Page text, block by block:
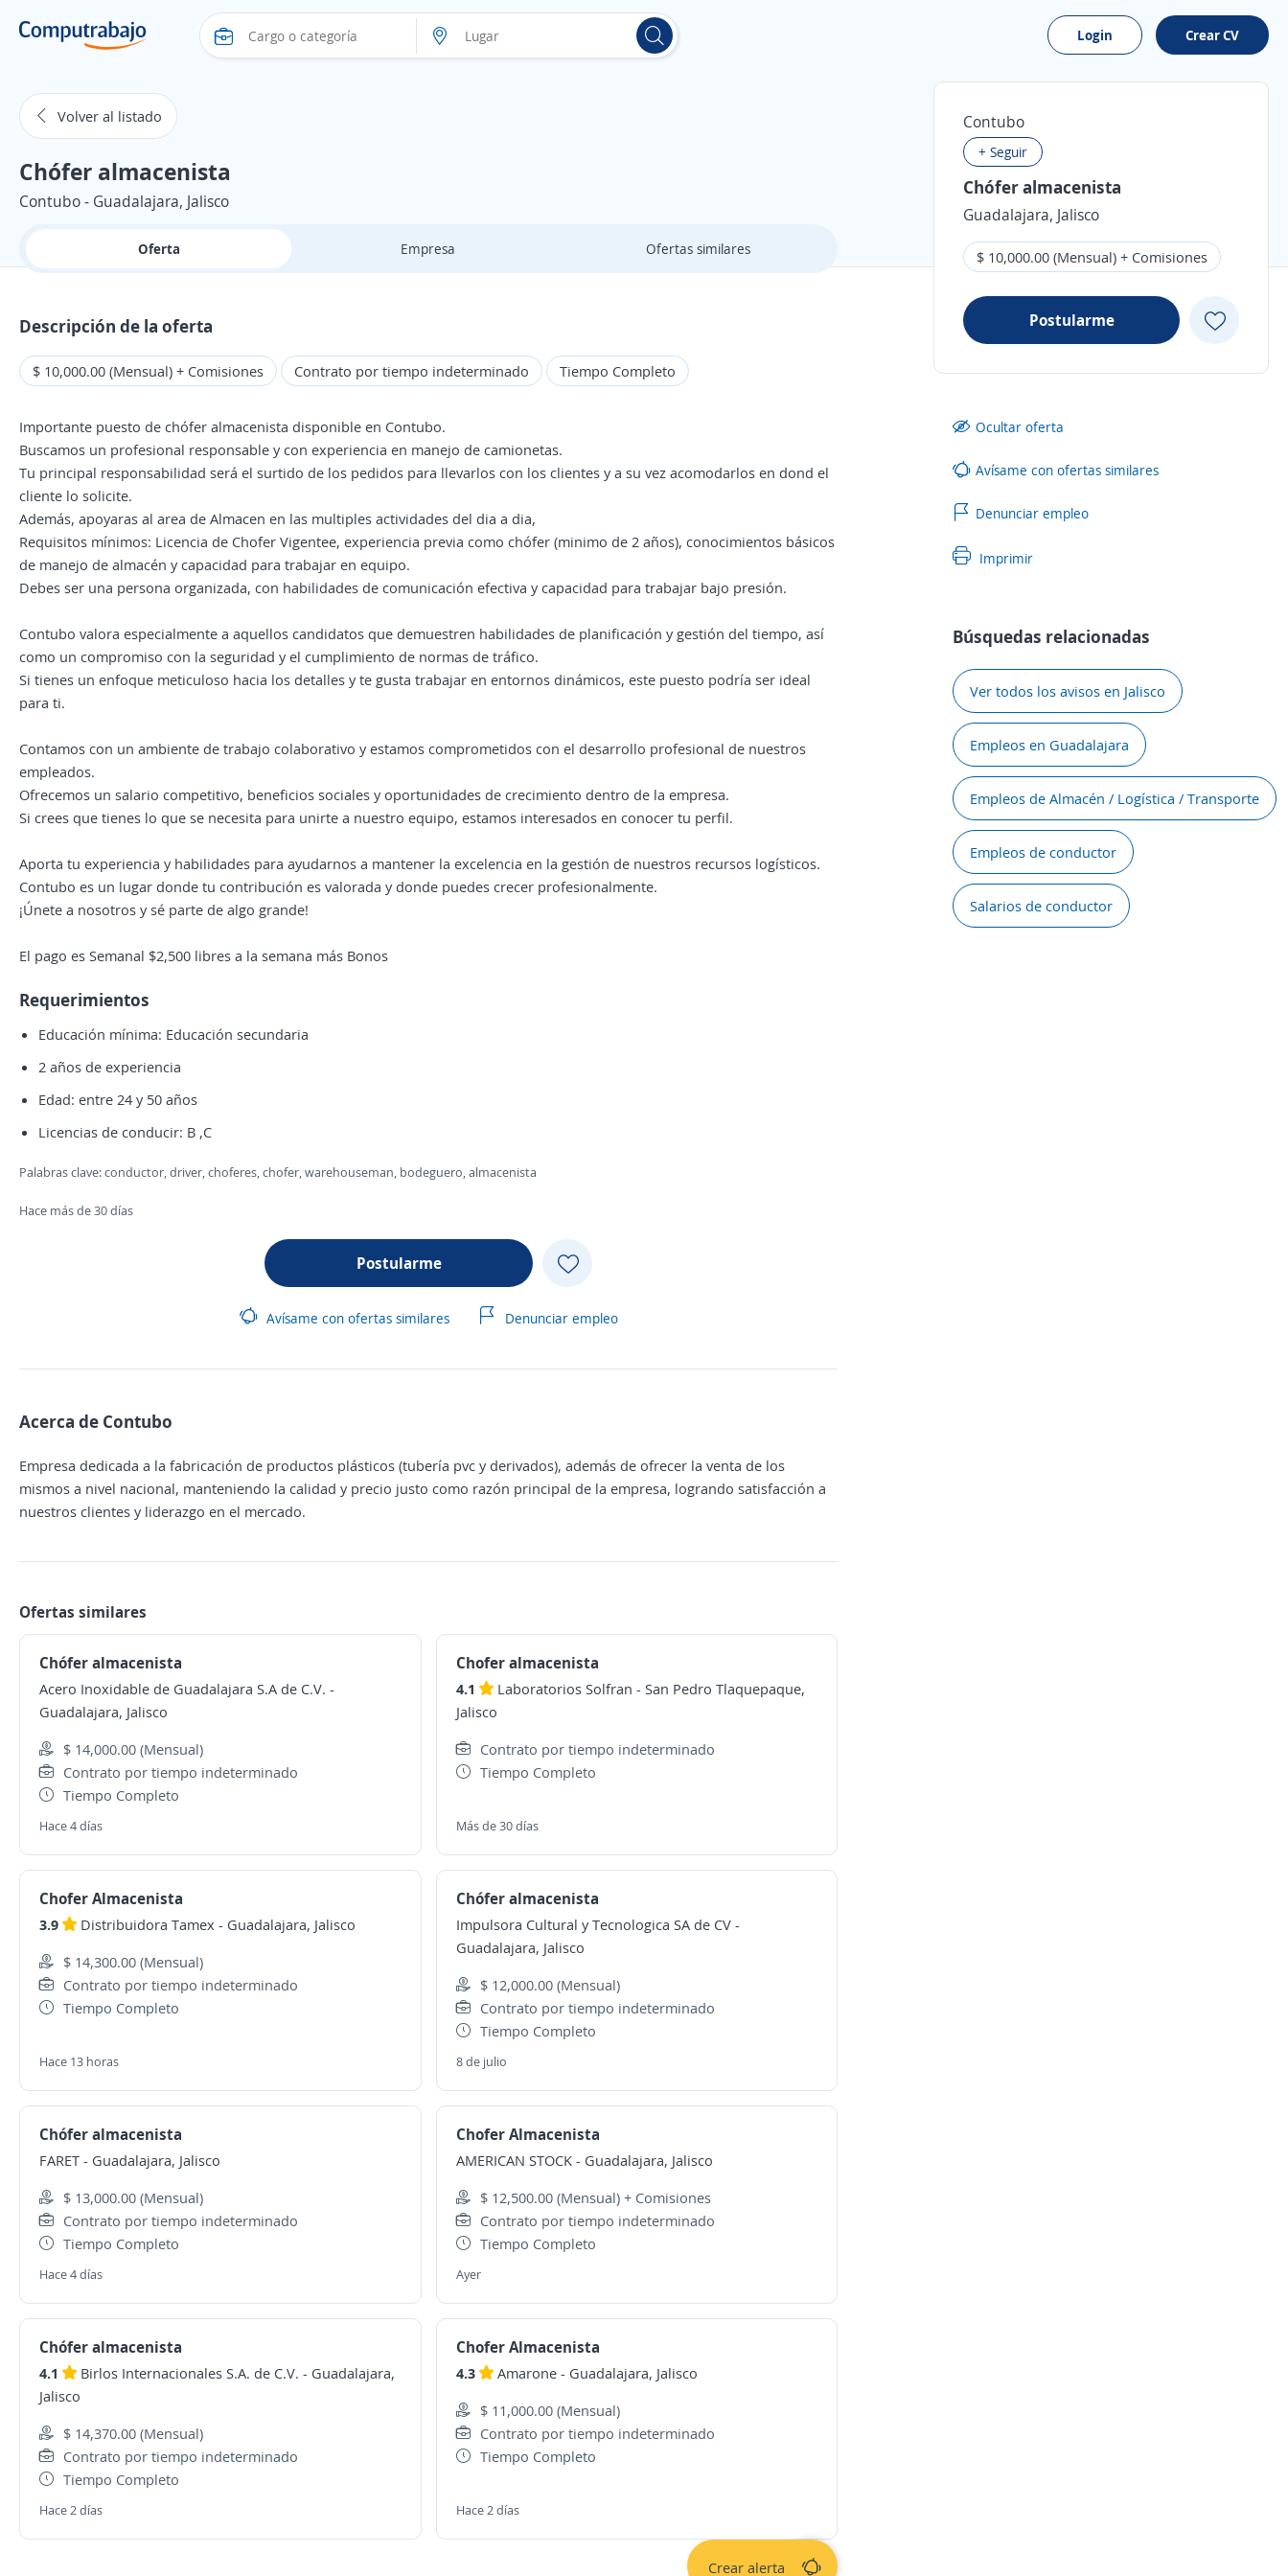
Login Crear CV
Volver al listado
Chófer almacenista
Contubo - Guadalajara, Jalisco
Oferta Empresa Ofertas similares
Descripción de la oferta
$ 10,000.00 (Mensual) + Comisiones Contrato por tiempo indeterminado Tiempo Completo
Importante puesto de chófer almacenista disponible en Contubo.
Buscamos un profesional responsable y con experiencia en manejo de camionetas.
Tu principal responsabilidad será el surtido de los pedidos para llevarlos con los clientes y a su vez acomodarlos en dond el
cliente lo solicite.
Además, apoyaras al area de Almacen en las multiples actividades del dia a dia,
Requisitos mínimos: Licencia de Chofer Vigentee, experiencia previa como chófer (minimo de 2 años), conocimientos básicos
de manejo de almacén y capacidad para trabajar en equipo.
Debes ser una persona organizada, con habilidades de comunicación efectiva y capacidad para trabajar bajo presión.
Contubo valora especialmente a aquellos candidatos que demuestren habilidades de planificación y gestión del tiempo, así
como un compromiso con la seguridad y el cumplimiento de normas de tráfico.
Si tienes un enfoque meticuloso hacia los detalles y te gusta trabajar en entornos dinámicos, este puesto podría ser ideal
para ti.
Contamos con un ambiente de trabajo colaborativo y estamos comprometidos con el desarrollo profesional de nuestros
empleados.
Ofrecemos un salario competitivo, beneficios sociales y oportunidades de crecimiento dentro de la empresa.
Si crees que tienes lo que se necesita para unirte a nuestro equipo, estamos interesados en conocer tu perfil.
Aporta tu experiencia y habilidades para ayudarnos a mantener la excelencia en la gestión de nuestros recursos logísticos.
Contubo es un lugar donde tu contribución es valorada y donde puedes crecer profesionalmente.
¡Únete a nosotros y sé parte de algo grande!
El pago es Semanal $2,500 libres a la semana más Bonos
Requerimientos
Educación mínima: Educación secundaria
2 años de experiencia
Edad: entre 24 y 50 años
Licencias de conducir: B ,C
Palabras clave: conductor, driver, choferes, chofer, warehouseman, bodeguero, almacenista
Hace más de 30 días
Postularme
Avísame con ofertas similares Denunciar empleo
Acerca de Contubo
Empresa dedicada a la fabricación de productos plásticos (tubería pvc y derivados), además de ofrecer la venta de los
mismos a nivel nacional, manteniendo la calidad y precio justo como razón principal de la empresa, logrando satisfacción a
nuestros clientes y liderazgo en el mercado.
Ofertas similares
Chófer almacenista
Acero Inoxidable de Guadalajara S.A de C.V. -
Guadalajara, Jalisco
$ 14,000.00 (Mensual)
Contrato por tiempo indeterminado
Tiempo Completo
Hace 4 días
Chofer almacenista
4.1 Laboratorios Solfran - San Pedro Tlaquepaque,
Jalisco
Contrato por tiempo indeterminado
Tiempo Completo
Más de 30 días
Chofer Almacenista
3.9 Distribuidora Tamex - Guadalajara, Jalisco
$ 14,300.00 (Mensual)
Contrato por tiempo indeterminado
Tiempo Completo
Hace 13 horas
Chófer almacenista
Impulsora Cultural y Tecnologica SA de CV -
Guadalajara, Jalisco
$ 12,000.00 (Mensual)
Contrato por tiempo indeterminado
Tiempo Completo
8 de julio
Chófer almacenista
FARET - Guadalajara, Jalisco
$ 13,000.00 (Mensual)
Contrato por tiempo indeterminado
Tiempo Completo
Hace 4 días
Chofer Almacenista
AMERICAN STOCK - Guadalajara, Jalisco
$ 12,500.00 (Mensual) + Comisiones
Contrato por tiempo indeterminado
Tiempo Completo
Ayer
Chófer almacenista
4.1 Birlos Internacionales S.A. de C.V. - Guadalajara,
Jalisco
$ 14,370.00 (Mensual)
Contrato por tiempo indeterminado
Tiempo Completo
Hace 2 días
Chofer Almacenista
4.3 Amarone - Guadalajara, Jalisco
$ 11,000.00 (Mensual)
Contrato por tiempo indeterminado
Tiempo Completo
Hace 2 días
Crear alerta
Contubo
+ Seguir
Chófer almacenista
Guadalajara, Jalisco
$ 10,000.00 (Mensual) + Comisiones
Postularme
Ocultar oferta
Avísame con ofertas similares
Denunciar empleo
Imprimir
Búsquedas relacionadas
Ver todos los avisos en Jalisco
Empleos en Guadalajara
Empleos de Almacén / Logística / Transporte
Empleos de conductor
Salarios de conductor